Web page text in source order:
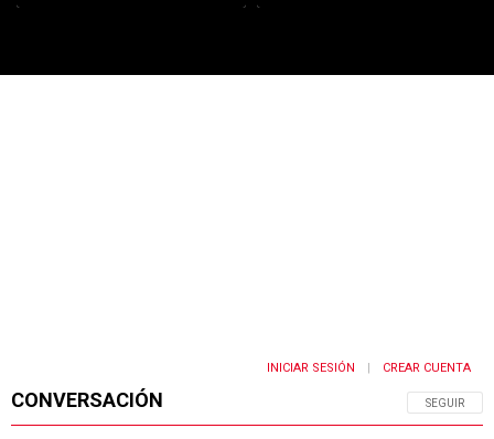
CONVERSACIÓN SIGA ESTA
SEGUIR
INICIAR SESIÓN CREAR CUENTA